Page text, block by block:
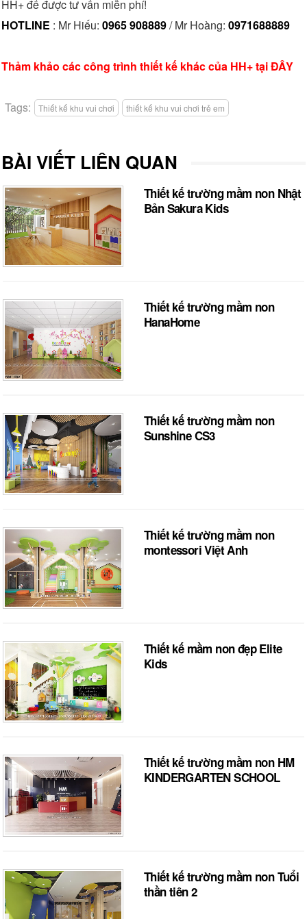
HH+ để được tư vấn miễn phí!
HOTLINE : Mr Hiếu: 0965 908889/ Mr Hoàng: 0971688889
Thảm khảo các công trình thiết kế khác của HH+ tại ĐÂY
Tags: Thiết kế khu vui chơi thiết kế khu vui chơi trẻ em
BÀI VIẾT LIÊN QUAN
Thiết kế trường mầm non Nhật
Bản Sakura Kids
Thiết kế trường mầm non
HanaHome
Thiết kế trường mầm non
Sunshine CS3
Thiết kế trường mầm non
montessori Việt Anh
Thiết kế mầm non đẹp Elite
Kids
Thiết kế trường mầm non HM
KINDERGARTEN SCHOOL
Thiết kế trường mầm non Tuổi
thần tiên 2